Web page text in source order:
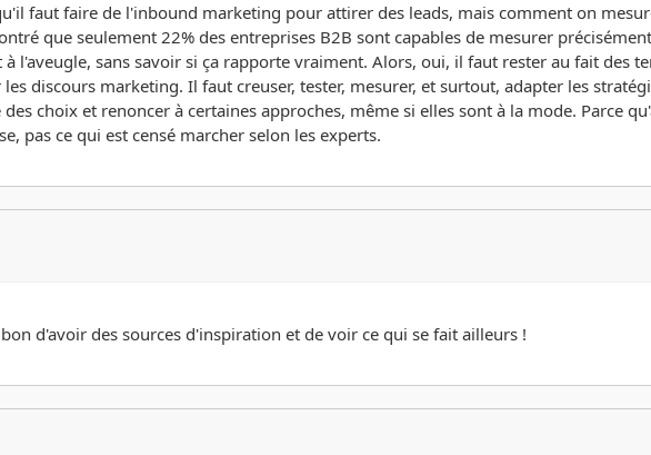
faut faire de l'inbound marketing pour attirer des leads, mais comment on
que seulement 22% des entreprises B2B sont capables de mesurer
l'aveugle, sans savoir si ça rapporte vraiment. Alors, oui, il faut rester au fait des
discours marketing. Il faut creuser, tester, mesurer, et surtout, adapter les
choix et renoncer à certaines approches, même si elles sont à la mode. Parce
pas ce qui est censé marcher selon les experts.
d'avoir des sources d'inspiration et de voir ce qui se fait ailleurs !